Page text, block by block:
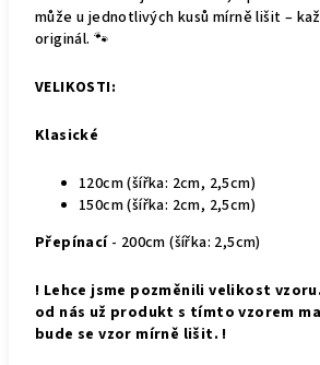
může u jednotlivých kusů mírně lišit –
originál. 🐾
VELIKOSTI:
Klasické
120cm (šířka: 2cm, 2,5cm)
150cm (šířka: 2cm, 2,5cm)
Přepínací - 200cm (šířka: 2,5cm)
! Lehce jsme pozměnili velikost
od nás už produkt s tímto vzorem
bude se vzor mírně lišit. !